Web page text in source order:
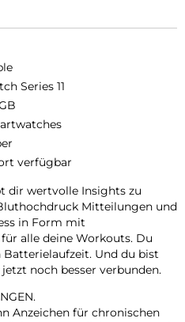
Series 11
verfügbar
dir wertvolle Insights zu
Mitteilungen und
in Form mit
alle deine Workouts. Du
Und du bist
noch besser verbunden.
Anzeichen für chronischen